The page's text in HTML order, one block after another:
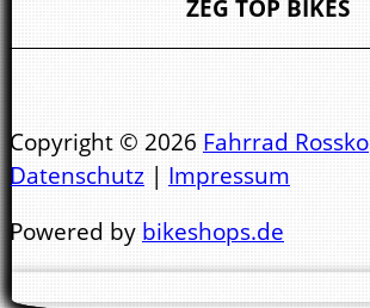
Sa.10:00 - 14.00 Uhr
Mi. 9:00 - 13:00 UhrNachmittags
ZEG TOP BIKES
Copyright © 2026 Fahrrad
Datenschutz | Impressum
Powered by bikeshops.de